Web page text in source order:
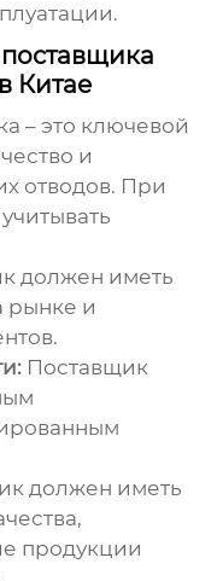
Китае
– это ключевой
и
отводов. При
должен иметь
рынке и
Поставщик
должен иметь
продукции